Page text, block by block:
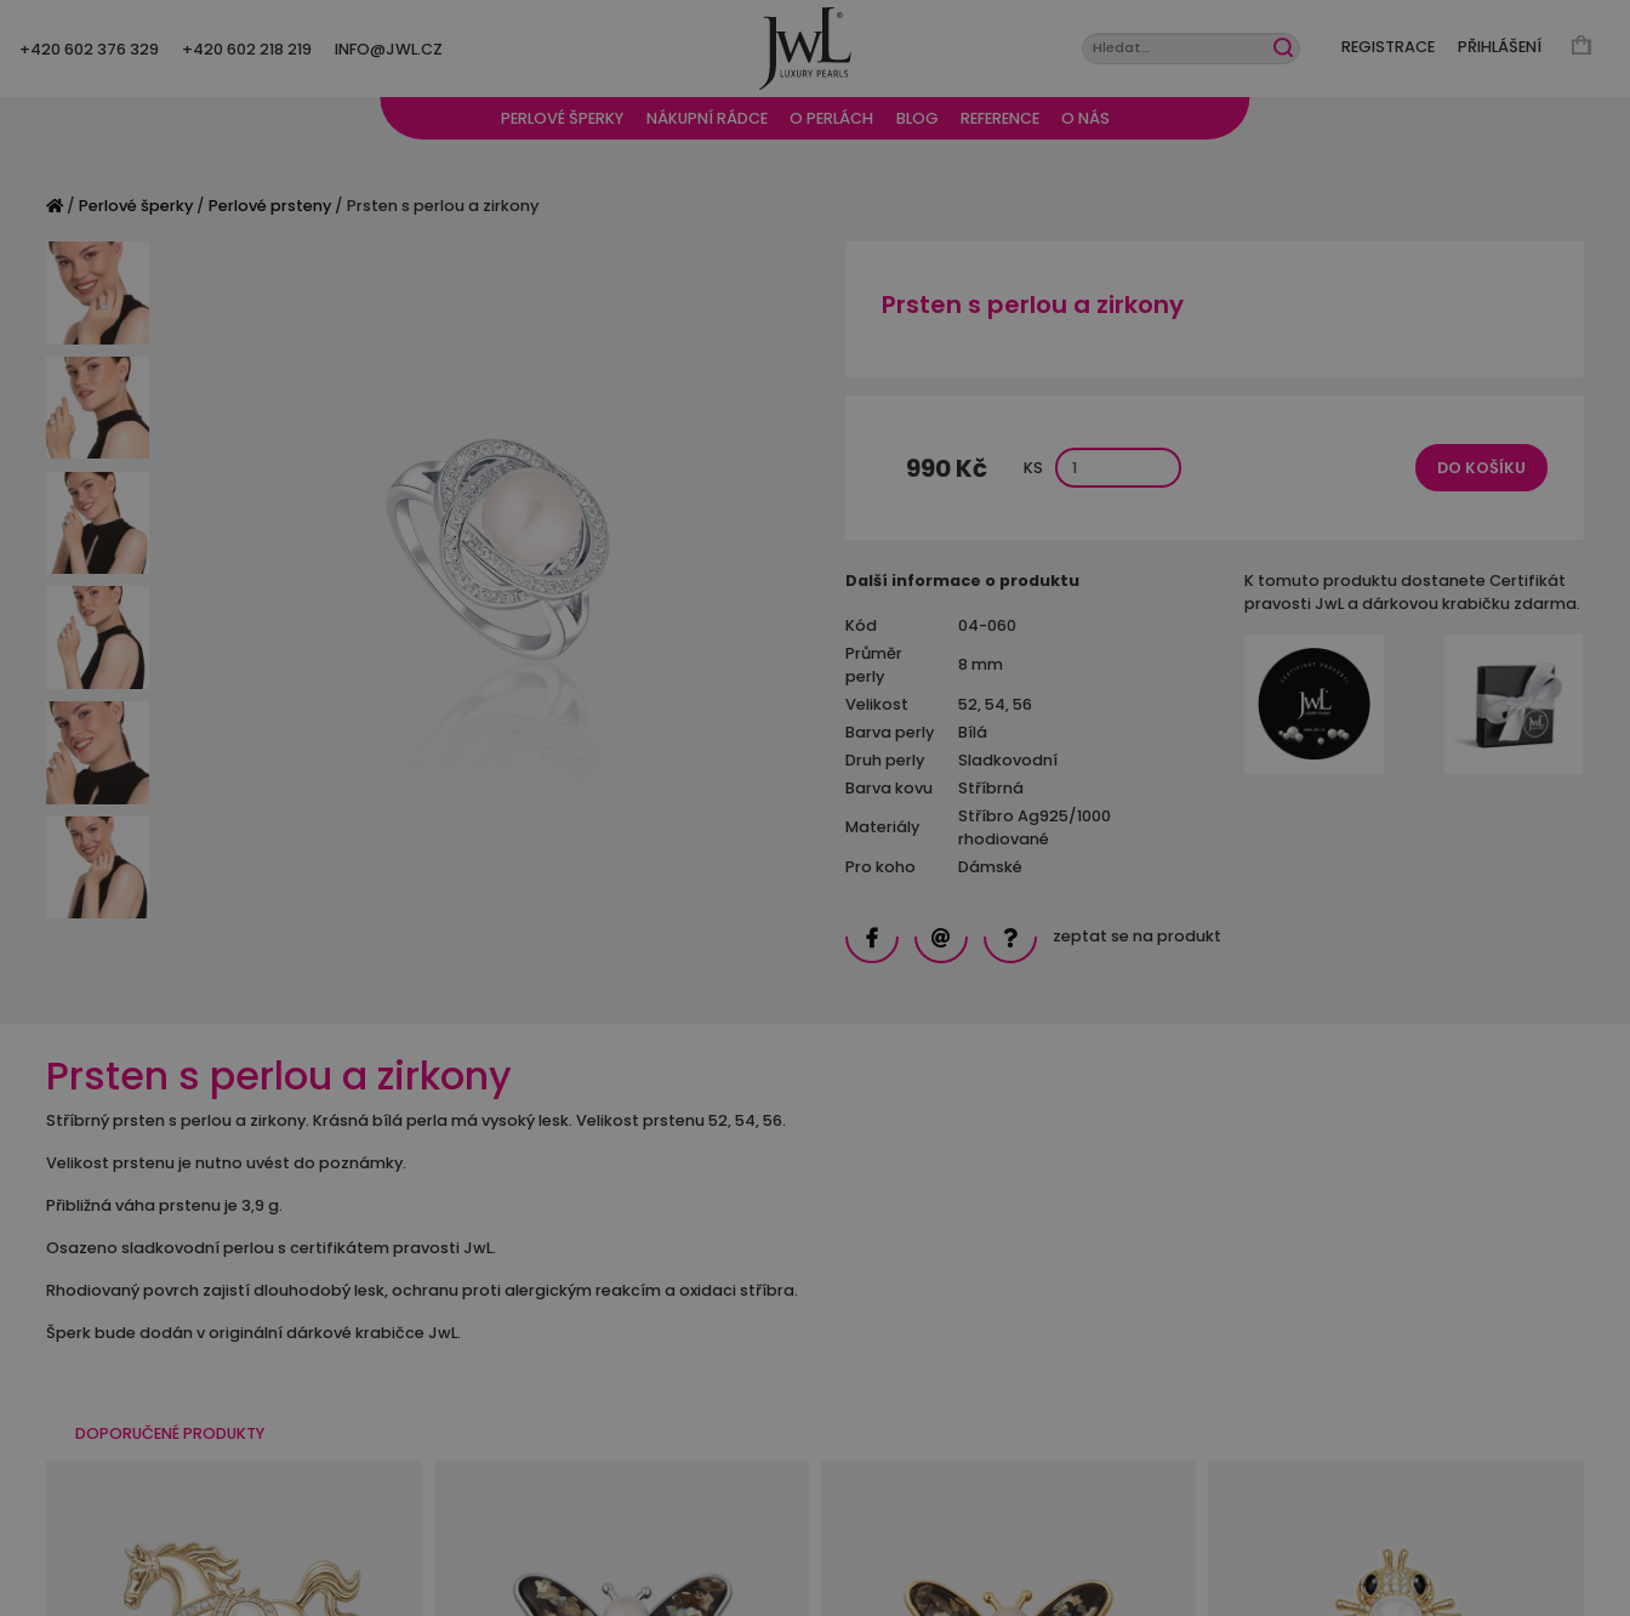
+420 602 376 329 +420 602 218 219 INFO@JWL.CZ
PERLOVÉ ŠPERKY NÁKUPNÍ RÁDCE O PERLÁCH BLOG REFERENCE O NÁS
REGISTRACE PŘIHLÁŠENÍ
/Perlové šperky /Perlové prsteny / Prsten s perlou a zirkony
Prsten s perlou a zirkony
990 Kč KS DO KOŠÍKU
Další informace o produktu
Kód
04-060
Průměr
perly
8 mm
Velikost
52, 54, 56
Barva perly
Bílá
Druh perly
Sladkovodní
Barva kovu
Stříbrná
Materiály
Stříbro Ag925/1000
rhodiované
Pro koho
Dámské
K tomuto produktu dostanete Certifikát
pravosti JwL a dárkovou krabičku zdarma.
zeptat se na produkt
Prsten s perlou a zirkony
Stříbrný prsten s perlou a zirkony. Krásná bílá perla má vysoký lesk. Velikost prstenu 52, 54, 56.
Velikost prstenu je nutno uvést do poznámky.
Přibližná váha prstenu je 3,9 g.
Osazeno sladkovodní perlou s certifikátem pravosti JwL.
Rhodiovaný povrch zajistí dlouhodobý lesk, ochranu proti alergickým reakcím a oxidaci stříbra.
Šperk bude dodán v originální dárkové krabičce JwL.
DOPORUČENÉ PRODUKTY